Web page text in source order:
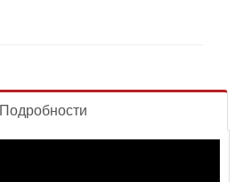
Подробности